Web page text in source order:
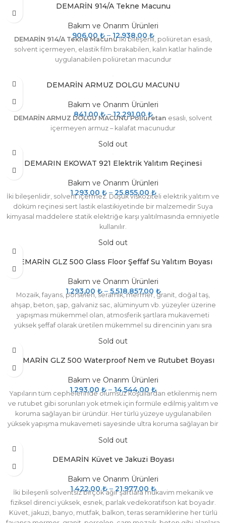
DEMARİN 914/A Tekne Macunu
Bakım ve Onarım Ürünleri
906,00 ₺ – 12.938,00 ₺
DEMARİN 914/A Tekne Macunuİki bileşenli, poliüretan esaslı,
solvent içermeyen, elastik film bırakabilen, kalın katlar halinde
uygulanabilen poliüretan macundur
DEMARİN ARMUZ DOLGU MACUNU
Bakım ve Onarım Ürünleri
841,00₺ –12.291,00₺
DEMARİN ARMUZ DOLGU MACUNU Poliüretan esaslı, solvent
içermeyen armuz – kalafat macunudur
Sold out
DEMARIN EKOWAT 921 Elektrik Yalıtım Reçinesi
Bakım ve Onarım Ürünleri
1.293,00 ₺ –25.855,00₺
İki bileşenlidir, solvent içermez. Düşük viskoziteli elektrik yalıtım ve
döküm reçinesi sert lastik elastikiyetinde bir malzemedir Suya
kimyasal maddelere statik elektriğe karşı yalıtılmasında emniyetle
kullanılır.
Sold out
DEMARİN GLZ 500 Glass Floor Şeffaf Su Yalıtım Boyası
Bakım ve Onarım Ürünleri
1.293,00 ₺ – 5.518.857,00 ₺
Mozaik, fayans, porselen, seramik, mermer, granit, doğal taş,
ahşap, beton, şap, galvaniz sac, alüminyum vb. yüzeyler üzerine
yapışması mükemmel olan, atmosferik şartlara mukavemeti
yüksek şeffaf olarak üretilen mükemmel su direncinin yanı sıra
dekoratif amaçlı kullanılan çift bileşenli bir üründür. U.V. den ve dış
hava koşullarından etkilenmez. Zamanla sararma, solma ya da
kalkma yapmaz. Özellikle balkon, teras, banyo gibi zeminlerde
oluşan yalıtım problemlerinin çözümünde mevcut kaplamayı
bozmadan ve zarar vermeden kolayca uygulanır.
Sold out
DEMARİN GLZ 500 Waterproof Nem ve Rutubet Boyası
Bakım ve Onarım Ürünleri
1.293,00 ₺ – 14.544,00 ₺
Yapıların tüm cephelerinde olumsuz koşullardan etkilenmiş nem
ve rutubet gibi sorunları yok etmek için formüle edilmiş yalıtım ve
koruma sağlayan bir üründür. Her türlü yüzeye uygulanabilen
yüksek yapışma mukavemeti sayesinde ultra koruma sağlayan bir
İç ve dış duvarlarda, binalarının subasmanlarında, bodrumlarda,
garaj ya da kilerlerde, kuzeye bakan iç duvarlarda ve bir çok nem
ve rutubet görülen mahal alanlarında kullanılır. Kullanıldığı
alanlarda mükemmel neme dayanım gösteren yüzeyler
oluşturur.Standart renk beyazdır.
Sold out
DEMARİN Küvet ve Jakuzi Boyası
Bakım ve Onarım Ürünleri
1.422,00₺ – 21.977,00 ₺
İki bileşenli solventsiz birçok ağır şartlara mukavim mekanik ve
fiziksel direnci yüksek, esnek, parlak vedekoratifson kat boyadır.
Küvet, jakuzi, banyo, mutfak, balkon, teras seramiklerine her türlü